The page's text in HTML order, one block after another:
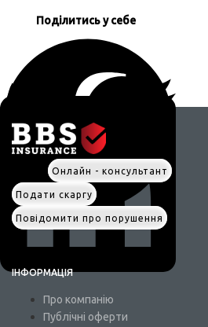
Поділитись у себе
Онлайн - консультант
Подати скаргу
Повідомити про порушення
ІНФОРМАЦІЯ
Про компанію
Публічні оферти